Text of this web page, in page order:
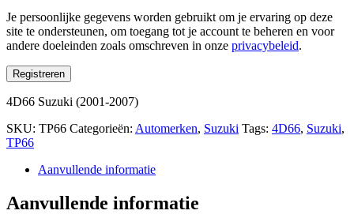
Je persoonlijke gegevens worden gebruikt om je ervaring op deze
site te ondersteunen, om toegang tot je account te beheren en voor
andere doeleinden zoals omschreven in onze privacybeleid.
Registreren
4D66 Suzuki (2001-2007)
SKU: TP66 Categorieën: Automerken, Suzuki Tags: 4D66, Suzuki,
TP66
Aanvullende informatie
Aanvullende informatie